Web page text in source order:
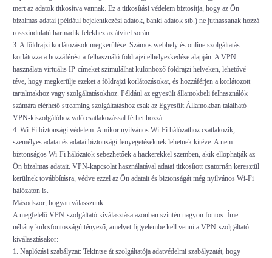
mert az adatok titkosítva vannak. Ez a titkosítási védelem biztosítja, hogy az Ön
bizalmas adatai (például bejelentkezési adatok, banki adatok stb.) ne juthassanak hozzá
rosszindulatú harmadik felekhez az átvitel során.
3. A földrajzi korlátozások megkerülése: Számos webhely és online szolgáltatás
korlátozza a hozzáférést a felhasználó földrajzi elhelyezkedése alapján. A VPN
használata virtuális IP-címeket szimulálhat különböző földrajzi helyeken, lehetővé
téve, hogy megkerülje ezeket a földrajzi korlátozásokat, és hozzáférjen a korlátozott
tartalmakhoz vagy szolgáltatásokhoz. Például az egyesült államokbeli felhasználók
számára elérhető streaming szolgáltatáshoz csak az Egyesült Államokban található
VPN-kiszolgálóhoz való csatlakozással férhet hozzá.
4. Wi-Fi biztonsági védelem: Amikor nyilvános Wi-Fi hálózathoz csatlakozik,
személyes adatai és adatai biztonsági fenyegetéseknek lehetnek kitéve. A nem
biztonságos Wi-Fi hálózatok sebezhetőek a hackerekkel szemben, akik ellophatják az
Ön bizalmas adatait. VPN-kapcsolat használatával adatai titkosított csatornán keresztül
kerülnek továbbításra, védve ezzel az Ön adatait és biztonságát még nyilvános Wi-Fi
hálózaton is.
Másodszor, hogyan válasszunk
A megfelelő VPN-szolgáltató kiválasztása azonban szintén nagyon fontos. Íme
néhány kulcsfontosságú tényező, amelyet figyelembe kell venni a VPN-szolgáltató
kiválasztásakor:
1. Naplózási szabályzat: Tekintse át szolgáltatója adatvédelmi szabályzatát, hogy